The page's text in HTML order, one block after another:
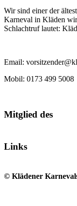
Wir sind einer der
Karneval in Kläden
Schlachtruf lautet:
Email:
Mobil: 0173 499 5008
Mitglied des
Links
© Klädener